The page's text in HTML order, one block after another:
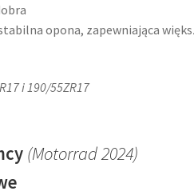
opona, zapewniająca
i 190/55ZR17
(Motorrad 2024)